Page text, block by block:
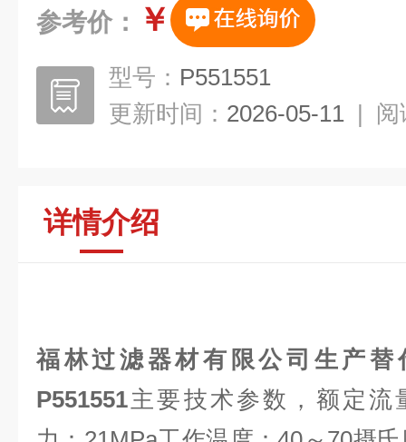
参考价： ￥
型号： P551551
更新时间： 2026-05-11 | 阅
详情介绍
福林过滤器材有限公司生产替
P551551主要技术参数，额定流